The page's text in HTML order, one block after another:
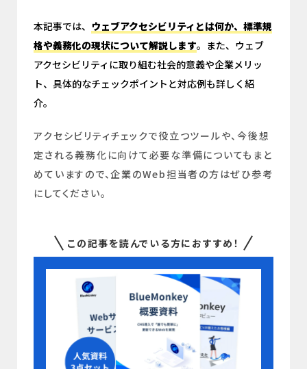
本記事では、 ウェブアクセシビリティとは何か、標準規
格や義務化の現状について解説します。また、ウェブ
アクセシビリティに取り組む社会的意義や企業メリッ
ト、具体的なチェックポイントと対応例も詳しく紹
介。
アクセシビリティチェックで役立つツールや、今後想
定される義務化に向けて必要な準備についてもまと
めていますので、企業のWeb担当者の方はぜひ参考
にしてください。
この記事を読んでいる方におすすめ！